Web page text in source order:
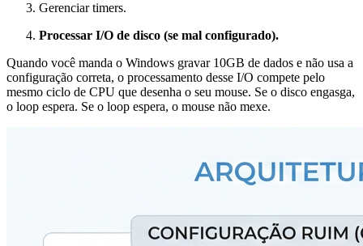
Gerenciar timers.
Processar I/O de disco (se mal configurado).
Quando você manda o Windows gravar 10GB de dados e não usa a
configuração correta, o processamento desse I/O compete pelo
mesmo ciclo de CPU que desenha o seu mouse. Se o disco engasga,
o loop espera. Se o loop espera, o mouse não mexe.